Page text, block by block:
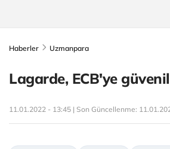
Haberler Uzmanpara
Lagarde, ECB'ye
11.01.2022 - 13:45 | Son Güncellenme: